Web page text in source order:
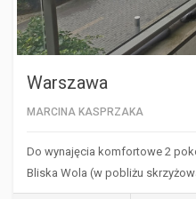
Warszawa
MARCINA KASPRZAKA
Do wynajęcia komfortowe 2
Bliska Wola (w pobliżu